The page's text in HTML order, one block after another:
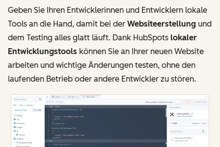
Geben Sie Ihren Entwicklerinnen und Entwicklern lokale
Tools an die Hand, damit bei der Websiteerstellung und
dem Testing alles glatt läuft. Dank HubSpots lokaler
Entwicklungstools können Sie an Ihrer neuen Website
arbeiten und wichtige Änderungen testen, ohne den
laufenden Betrieb oder andere Entwickler zu stören.